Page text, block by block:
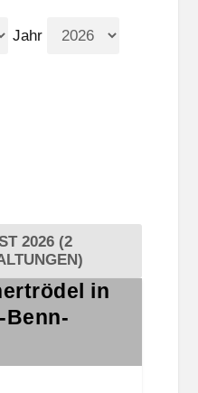
Jahr
2026 (2
in
Benn-